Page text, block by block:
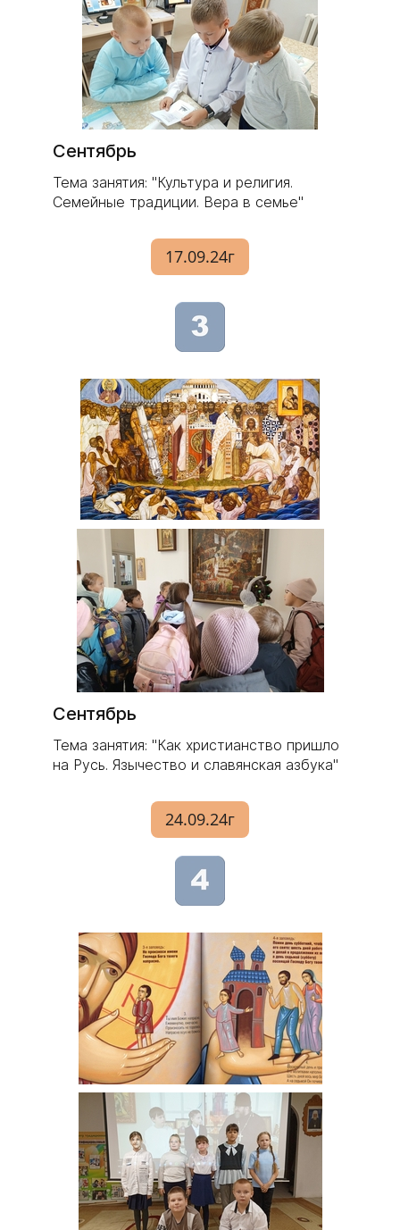
Сентябрь
Тема занятия: "Культура и религия.
Семейные традиции. Вера в семье"
17.09.24г
Сентябрь
Тема занятия: "Как христианство пришло
на Русь. Язычество и славянская азбука"
24.09.24г